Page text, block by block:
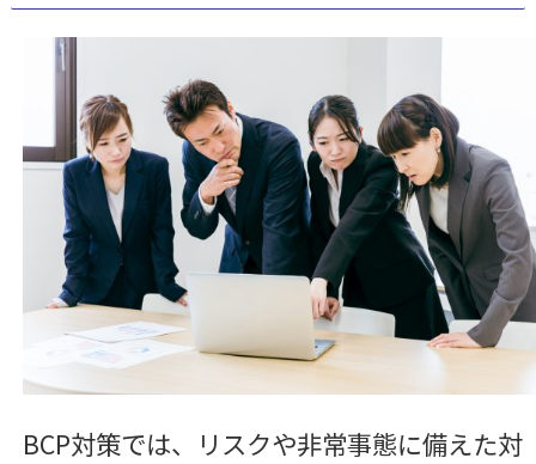
BCP対策では、リスクや非常事態に備えた対